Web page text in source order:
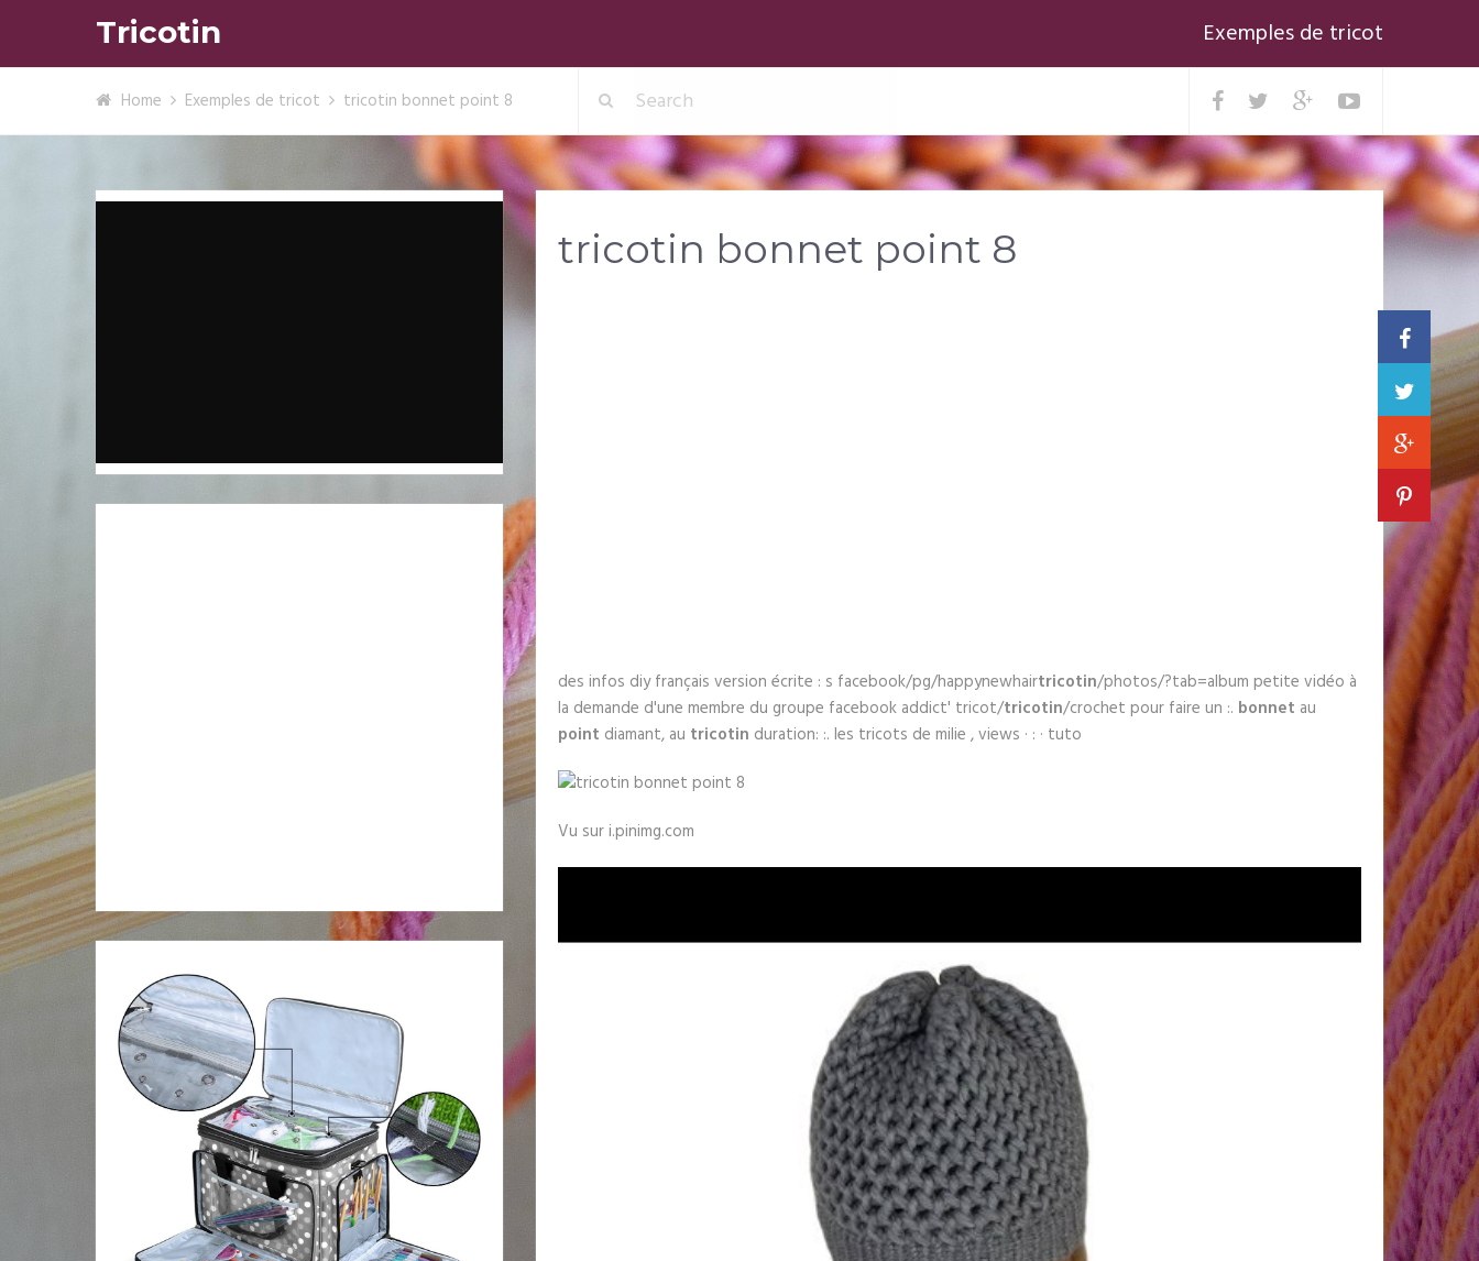
Tricotin Exemples de tricot
Home Exemples de tricot tricotin bonnet point 8
tricotin bonnet point 8
des infos diy français version écrite : s facebook/pg/happynewhairtricotin/photos/?tab=album petite vidéo à
la demande d'une membre du groupe facebook addict' tricot/tricotin/crochet pour faire un :. bonnet au
point diamant, au tricotin duration: :. les tricots de milie , views · : · tuto
Vu sur i.pinimg.com